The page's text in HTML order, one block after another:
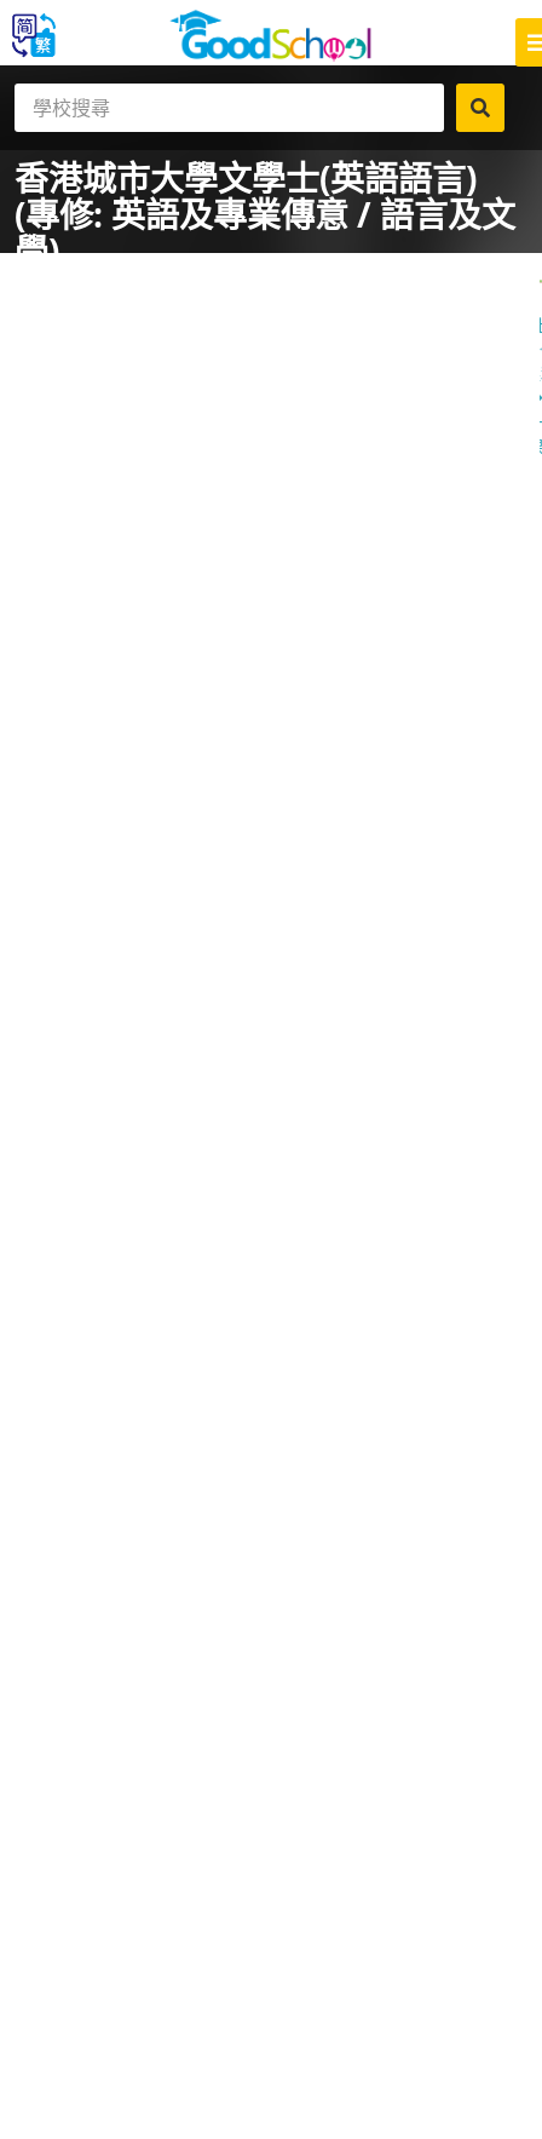
香港城市大學文學士(英語語言)
(專修: 英語及專業傳意 / 語言及文
學)